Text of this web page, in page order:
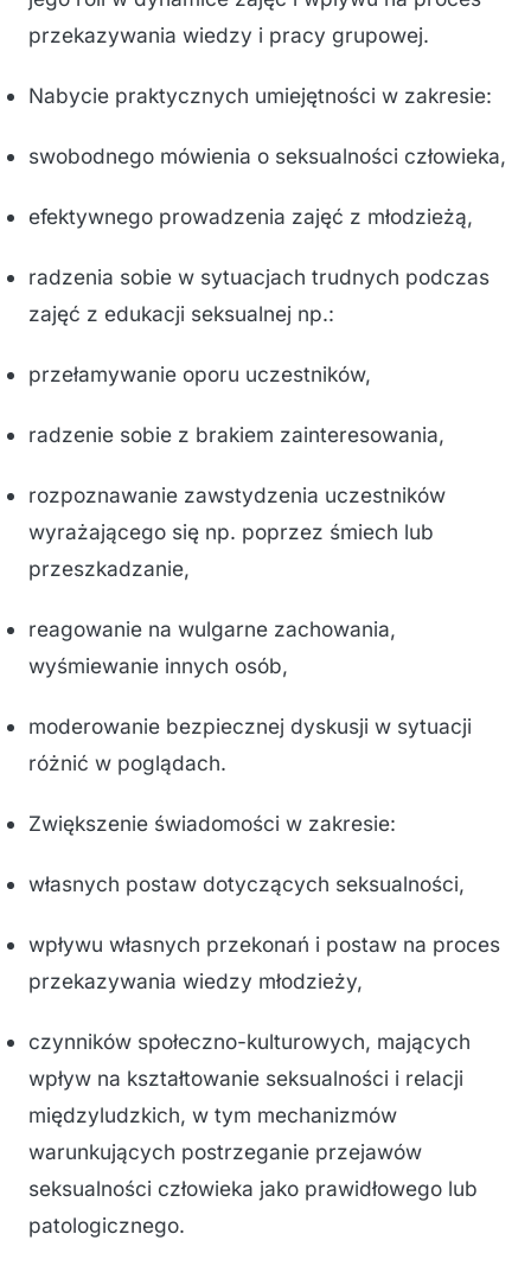
przekazywania wiedzy i pracy grupowej.
Nabycie praktycznych umiejętności w zakresie:
swobodnego mówienia o seksualności człowieka,
efektywnego prowadzenia zajęć z młodzieżą,
radzenia sobie w sytuacjach trudnych podczas
zajęć z edukacji seksualnej np.:
przełamywanie oporu uczestników,
radzenie sobie z brakiem zainteresowania,
rozpoznawanie zawstydzenia uczestników
wyrażającego się np. poprzez śmiech lub
przeszkadzanie,
reagowanie na wulgarne zachowania,
wyśmiewanie innych osób,
moderowanie bezpiecznej dyskusji w sytuacji
różnić w poglądach.
Zwiększenie świadomości w zakresie:
własnych postaw dotyczących seksualności,
wpływu własnych przekonań i postaw na proces
przekazywania wiedzy młodzieży,
czynników społeczno-kulturowych, mających
wpływ na kształtowanie seksualności i relacji
międzyludzkich, w tym mechanizmów
warunkujących postrzeganie przejawów
seksualności człowieka jako prawidłowego lub
patologicznego.